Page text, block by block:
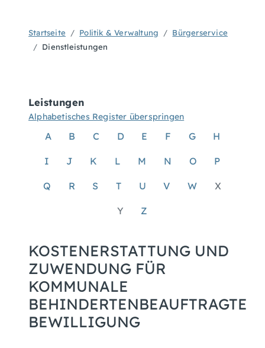
Startseite Politik & Verwaltung
Bürgerservice
Dienstleistungen
Leistungen
Alphabetisches Register überspringen
A B C D E F G H
I J K L M N O P
Q R S T U V W X
Y Z
KOSTENERSTATTUNG UND
ZUWENDUNG FÜR
KOMMUNALE
BEHINDERTENBEAUFTRAGTE
BEWILLIGUNG